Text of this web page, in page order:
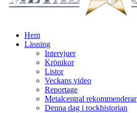
Hem
Läsning
Intervjuer
Krönikor
Listor
Veckans video
Reportage
Metalcentral rekommenderar
Denna dag i rockhistorian